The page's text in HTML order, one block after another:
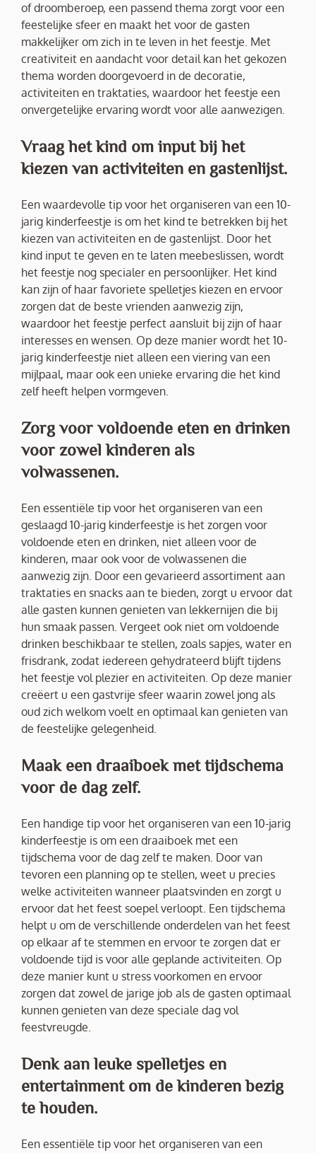
of droomberoep, een passend thema zorgt voor een
feestelijke sfeer en maakt het voor de gasten
makkelijker om zich in te leven in het feestje. Met
creativiteit en aandacht voor detail kan het gekozen
thema worden doorgevoerd in de decoratie,
activiteiten en traktaties, waardoor het feestje een
onvergetelijke ervaring wordt voor alle aanwezigen.
Vraag het kind om input bij het
kiezen van activiteiten en gastenlijst.
Een waardevolle tip voor het organiseren van een 10-
jarig kinderfeestje is om het kind te betrekken bij het
kiezen van activiteiten en de gastenlijst. Door het
kind input te geven en te laten meebeslissen, wordt
het feestje nog specialer en persoonlijker. Het kind
kan zijn of haar favoriete spelletjes kiezen en ervoor
zorgen dat de beste vrienden aanwezig zijn,
waardoor het feestje perfect aansluit bij zijn of haar
interesses en wensen. Op deze manier wordt het 10-
jarig kinderfeestje niet alleen een viering van een
mijlpaal, maar ook een unieke ervaring die het kind
zelf heeft helpen vormgeven.
Zorg voor voldoende eten en drinken
voor zowel kinderen als
volwassenen.
Een essentiële tip voor het organiseren van een
geslaagd 10-jarig kinderfeestje is het zorgen voor
voldoende eten en drinken, niet alleen voor de
kinderen, maar ook voor de volwassenen die
aanwezig zijn. Door een gevarieerd assortiment aan
traktaties en snacks aan te bieden, zorgt u ervoor dat
alle gasten kunnen genieten van lekkernijen die bij
hun smaak passen. Vergeet ook niet om voldoende
drinken beschikbaar te stellen, zoals sapjes, water en
frisdrank, zodat iedereen gehydrateerd blijft tijdens
het feestje vol plezier en activiteiten. Op deze manier
creëert u een gastvrije sfeer waarin zowel jong als
oud zich welkom voelt en optimaal kan genieten van
de feestelijke gelegenheid.
Maak een draaiboek met tijdschema
voor de dag zelf.
Een handige tip voor het organiseren van een 10-jarig
kinderfeestje is om een draaiboek met een
tijdschema voor de dag zelf te maken. Door van
tevoren een planning op te stellen, weet u precies
welke activiteiten wanneer plaatsvinden en zorgt u
ervoor dat het feest soepel verloopt. Een tijdschema
helpt u om de verschillende onderdelen van het feest
op elkaar af te stemmen en ervoor te zorgen dat er
voldoende tijd is voor alle geplande activiteiten. Op
deze manier kunt u stress voorkomen en ervoor
zorgen dat zowel de jarige job als de gasten optimaal
kunnen genieten van deze speciale dag vol
feestvreugde.
Denk aan leuke spelletjes en
entertainment om de kinderen bezig
te houden.
Een essentiële tip voor het organiseren van een